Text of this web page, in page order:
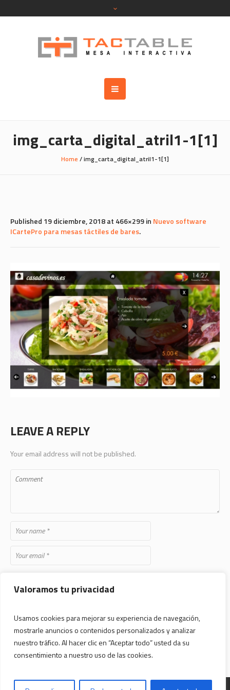
Valoramos tu privacidad
Usamos cookies para mejorar su experiencia de navegación,
mostrarle anuncios o contenidos personalizados y analizar
nuestro tráfico. Al hacer clic en “Aceptar todo” usted da su
consentimiento a nuestro uso de las cookies.
img_carta_digital_atril1-1[1]
Home /img_carta_digital_atril1-1[1]
Published 19 diciembre, 2018at 466×299 in Nuevo software
ICartePro para mesas táctiles de bares.
LEAVE A REPLY
Your email address will not be published.
Save my name, email, and website in this browser for the next time
I comment.
Desarrollado por Art Studio